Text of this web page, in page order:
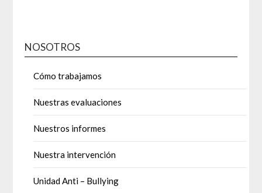
NOSOTROS
Cómo trabajamos
Nuestras evaluaciones
Nuestros informes
Nuestra intervención
Unidad Anti – Bullying